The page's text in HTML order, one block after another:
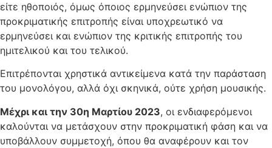
είτε ηθοποιός, όμως όποιος ερμηνεύσει ενώπιον της
προκριματικής επιτροπής είναι υποχρεωτικό να
ερμηνεύσει και ενώπιον της κριτικής επιτροπής του
ημιτελικού και του τελικού.
Επιτρέπονται χρηστικά αντικείμενα κατά την παράσταση
του μονολόγου, αλλά όχι σκηνικά, ούτε χρήση μουσικής.
Μέχρι και την 30η Μαρτίου 2023, οι ενδιαφερόμενοι
καλούνται να μετάσχουν στην προκριματική φάση και να
υποβάλλουν συμμετοχή, όπου θα αναφέρουν και τον